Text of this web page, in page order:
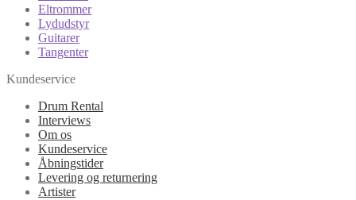
Eltrommer
Lydudstyr
Guitarer
Tangenter
Kundeservice
Drum Rental
Interviews
Om os
Kundeservice
Åbningstider
Levering og returnering
Artister